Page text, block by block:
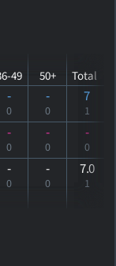
49 50+ Total
-
0
-
0
7
1
-
0
-
0
-
0
-
0
-
0
7.0
1